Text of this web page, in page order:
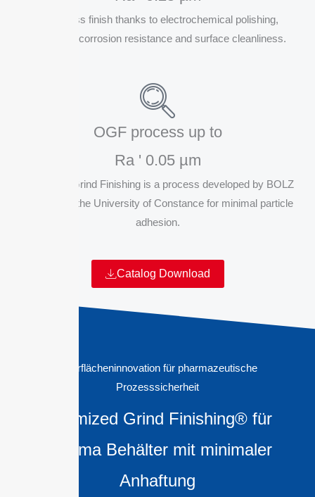
High-gloss finish thanks to electrochemical polishing,
maximum corrosion resistance and surface cleanliness.
OGF process up to
Ra ' 0.05 µm
Optimized Grind Finishing is a process developed by BOLZ
INTEC and the University of Constance for minimal particle
adhesion.
Catalog Download
Oberflächeninnovation für pharmazeutische
Prozesssicherheit
Optimized Grind Finishing® für
Pharma Behälter mit minimaler
Anhaftung